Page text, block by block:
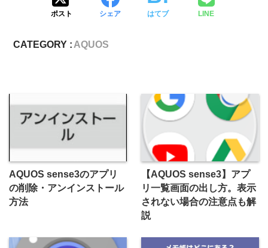
ポスト シェア はてブ LINE
CATEGORY : AQUOS
AQUOS sense3のアプリ
の削除・アンインストール
方法
【AQUOS sense3】アプ
リ一覧画面の出し方。表示
されない場合の注意点も解
説